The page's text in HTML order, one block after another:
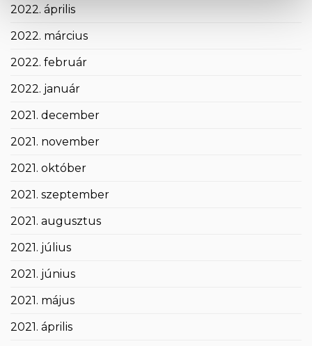
2022. április
2022. március
2022. február
2022. január
2021. december
2021. november
2021. október
2021. szeptember
2021. augusztus
2021. július
2021. június
2021. május
2021. április